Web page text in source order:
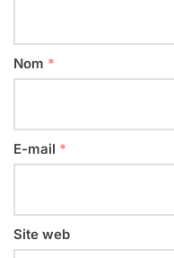
Nom *
E-mail *
Site web